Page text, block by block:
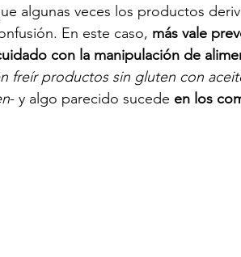
algunas veces los productos
En este caso, más vale
con la manipulación de
freír productos sin gluten con
- y algo parecido sucede en los